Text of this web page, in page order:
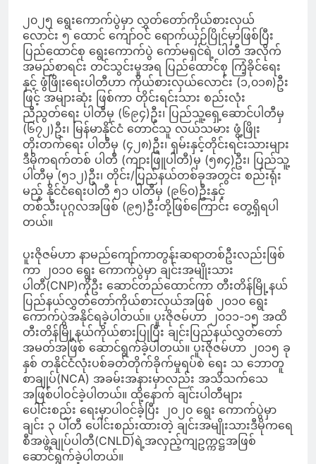
၂၀၂၅ ရွေးကောက်ပွဲမှာ လွှတ်တော်ကိုယ်စားလှယ်
လောင်း ၅ ထောင် ကျော်ဝင် ရောက်ယှဉ်ပြိုင်မှာဖြစ်ပြီး
ပြည်ထောင်စု ရွေးကောက်ပွဲ ကော်မရှင်ရဲ့ ပါတီ အလိုက်
အမည်စာရင်း တင်သွင်းမှုအရ ပြည်ထောင်စု ကြံ့ခိုင်ရေး
နှင့် ဖွံဖြိုးရေးပါတီဟာ ကိုယ်စားလှယ်လောင်း (၁,၀၁၈)ဦး
ဖြင့် အများဆုံး ဖြစ်ကာ တိုင်းရင်းသား စည်းလုံး
ညီညွတ်ရေး ပါတီမှ (၆၉၄)ဦး၊ ပြည်သူ့ရှေ့ဆောင်ပါတီမှ
(၆၇၂)ဦး၊ မြန်မာနိုင်ငံ တောင်သူ လယ်သမား ဖွံ့ဖြိုး
တိုးတက်ရေး ပါတီမှ (၄၂၈)ဦး၊ ရှမ်းနှင့်တိုင်းရင်းသားများ
ဒီမိုကရက်တစ် ပါတီ (ကျားဖြူပါတီ)မှ (၅၈၄)ဦး၊ ပြည်သူ့
ပါတီမှ (၅၁၂)ဦး၊ တိုင်း/ပြည်နယ်တစ်ခုအတွင်း စည်းရုံး
မည့် နိုင်ငံရေးပါတီ ၅၁ ပါတီမှ (၉၆၀)ဦးနှင့်
တစ်သီးပုဂ္ဂလအဖြစ် (၉၅)ဦးတို့ဖြစ်ကြောင်း တွေ့ရှိရပါ
တယ်။
ပူးဇိုဇမ်ဟာ နာမည်ကျော်ကာတွန်းဆရာတစ်ဦးလည်းဖြစ်
ကာ ၂၀၁၀ ရွေး ကောက်ပွဲမှာ ချင်းအမျိုးသား
ပါတီ(CNP)ကိုဦး ဆောင်တည်ထောင်ကာ တီးတိန်မြို့နယ်
ပြည်နယ်လွှတ်တော်ကိုယ်စားလှယ်အဖြစ် ၂၀၁၀ ရွေး
ကောက်ပွဲအနိုင်ရခဲ့ပါတယ်။ ပူးဇိုဇမ်ဟာ ၂၀၁၁-၁၅ အထိ
တီးတိန်မြို့နယ်ကိုယ်စားပြုပြီး ချင်းပြည်နယ်လွှတ်တော်
အမတ်အဖြစ် ဆောင်ရွက်ခဲ့ပါတယ်။ ပူးဇိုဇမ်ဟာ ၂၀၁၅ ခု
နှစ် တနိုင်ငံလုံးပစ်ခတ်တိုက်ခိုက်မှုရပ်စဲ ရေး သ ဘောတူ
စာချုပ်(NCA) အခမ်းအနားမှာလည်း အသိသက်သေ
အဖြစ်ပါဝင်ခဲ့ပါတယ်။ ထို့နောက် ချင်းပါတီများ
ပေါင်းစည်း ရေးမှာပါဝင်ခဲ့ပြီး ၂၀၂၀ ရွေး ကောက်ပွဲမှာ
ချင်း ၃ ပါတီ ပေါင်းစည်းထားတဲ့ ချင်းအမျိုးသားဒီမိုကရေ
စီအဖွဲ့ချုပ်ပါတီ(CNLD)ရဲ့အလှည့်ကျဥက္ကဋ္ဌအဖြစ်
ဆောင်ရွက်ခဲ့ပါတယ်။